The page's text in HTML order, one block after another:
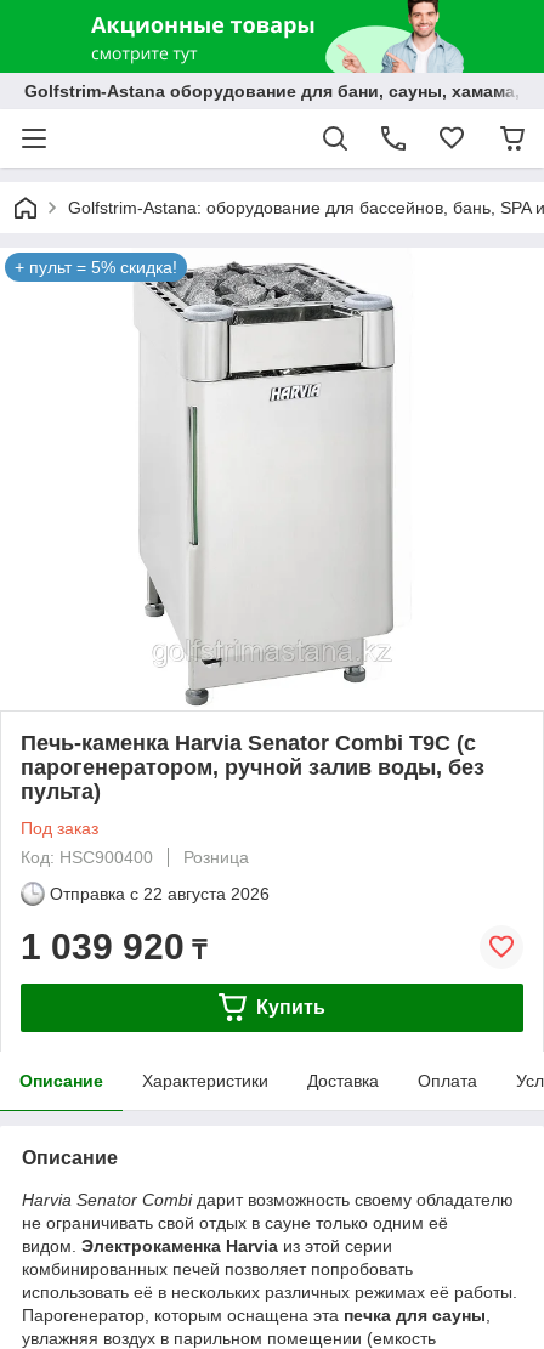
Golfstrim-Astana оборудование для бани, сауны, хамама,
Golfstrim-Astana: оборудование для бассейнов, бань, SPA
+ пульт = 5% скидка!
Печь-каменка Harvia Senator Combi T9C (c
парогенератором, ручной залив воды, без
пульта)
Под заказ
Код: HSC900400
Розница
Отправка с 22 августа 2026
1 039 920 ₸
Купить
Описание Характеристики Доставка Оплата
Описание
Harvia Senator Combiдарит возможность своему обладателю
не ограничивать свой отдых в сауне только одним её
видом. Электрокаменка Harvia из этой серии
комбинированных печей позволяет попробовать
использовать её в нескольких различных режимах её работы.
Парогенератор, которым оснащена эта печка для сауны
увлажняя воздух в парильном помещении (емкость